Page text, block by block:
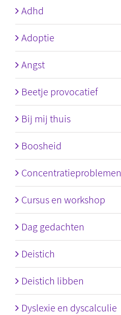
Adhd
Adoptie
Angst
Beetje provocatief
Bij mij thuis
Boosheid
Concentratieproblemen
Cursus en workshop
Dag gedachten
Deistich
Deistich libben
Dyslexie en dyscalculie